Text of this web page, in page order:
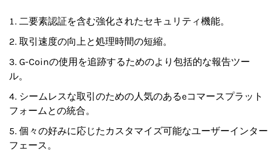
二要素認証を含む強化されたセキュリティ機能。
取引速度の向上と処理時間の短縮。
G-Coinの使用を追跡するためのより包括的な報告ツー
ル。
シームレスな取引のための人気のあるeコマースプラット
フォームとの統合。
個々の好みに応じたカスタマイズ可能なユーザーインター
フェース。